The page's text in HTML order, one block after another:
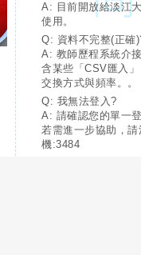
A: 目前開放給淡江
使用。
Q: 資料不完整(正確
A: 教師歷程系統介
含某些「CSV匯入
交換方式與頻率。。
Q: 我無法登入?
A: 請確認您的單一
若需進一步協助，
機:3484